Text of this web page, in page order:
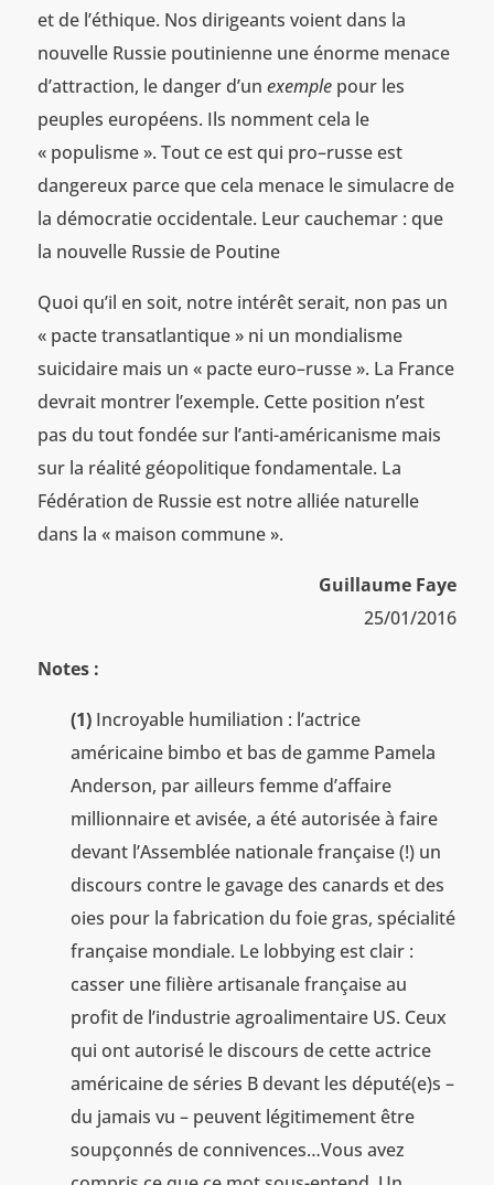
et de l’éthique. Nos dirigeants voient dans la
nouvelle Russie poutinienne une énorme menace
d’attraction, le danger d’un exemplepour les
peuples européens. Ils nomment cela le
« populisme ». Tout ce est qui pro–russe est
dangereux parce que cela menace le simulacre de
la démocratie occidentale. Leur cauchemar : que
la nouvelle Russie de Poutine
Quoi qu’il en soit, notre intérêt serait, non pas un
« pacte transatlantique » ni un mondialisme
suicidaire mais un « pacte euro–russe ». La France
devrait montrer l’exemple. Cette position n’est
pas du tout fondée sur l’anti-américanisme mais
sur la réalité géopolitique fondamentale. La
Fédération de Russie est notre alliée naturelle
dans la « maison commune ».
Guillaume Faye
25/01/2016
Notes :
(1)Incroyable humiliation : l’actrice
américaine bimbo et bas de gamme Pamela
Anderson, par ailleurs femme d’affaire
millionnaire et avisée, a été autorisée à faire
devant l’Assemblée nationale française (!) un
discours contre le gavage des canards et des
oies pour la fabrication du foie gras, spécialité
française mondiale. Le lobbying est clair :
casser une filière artisanale française au
profit de l’industrie agroalimentaire US. Ceux
qui ont autorisé le discours de cette actrice
américaine de séries B devant les député(e)s –
du jamais vu – peuvent légitimement être
soupçonnés de connivences…Vous avez